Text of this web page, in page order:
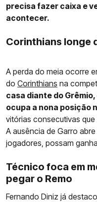
precisa fazer caixa e
acontecer.
Corinthians longe
A perda do meia ocorre
do Corinthians na
casa diante do
ocupa a nona posição
vitórias consecutivas
A ausência de Garro
jogadores, possam
Técnico foca em
pegar o Remo
Fernando Diniz já